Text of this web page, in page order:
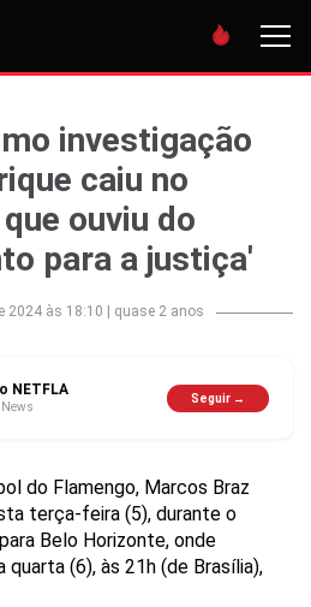
investigação
caiu no
ouviu do
para a justiça'
2024 às 18:10 quase 2 anos
NETFLA
News
Seguir →
do Flamengo, Marcos Braz
terça-feira (5), durante o
Belo Horizonte, onde
(6), às 21h (de Brasília),